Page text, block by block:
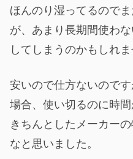
ほんのり湿ってるので
が、あまり長期間使わ
してしまうのかもしれま
安いので仕方ないので
場合、使い切るのに時
きちんとしたメーカー
なと思いました。